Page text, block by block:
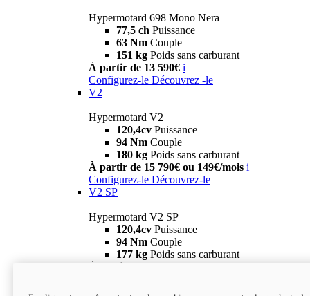
Hypermotard 698 Mono Nera
77,5 ch Puissance
63 Nm Couple
151 kg Poids sans carburant
À partir de 13 590€ i
Configurez-le Découvrez -le
V2
Hypermotard V2
120,4cv Puissance
94 Nm Couple
180 kg Poids sans carburant
À partir de 15 790€ ou 149€/mois i
Configurez-le Découvrez-le
V2 SP
Hypermotard V2 SP
120,4cv Puissance
94 Nm Couple
177 kg Poids sans carburant
À partir de 19 990€ i
new
V2 SP 100